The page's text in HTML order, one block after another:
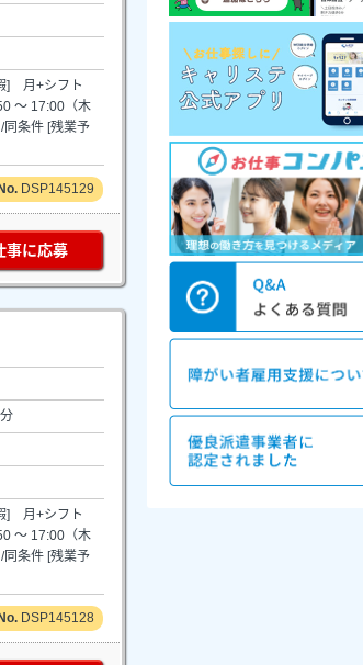
] 月+シフト
～ 17:00（木
条件 [残業予
DSP145129
事に応募
] 月+シフト
～ 17:00（木
条件 [残業予
DSP145128